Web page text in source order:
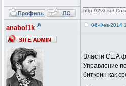
http://2v3.su/
anabol1k ® 06-Фев-2014
Власти США
Управление
биткоин как